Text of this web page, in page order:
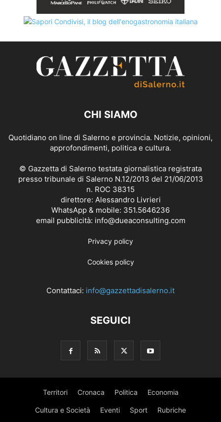
CHI SIAMO
Quotidiano on line di Salerno e provincia. Notizie, opinioni,
approfondimenti, politica e cultura.
© Gazzetta di Salerno testata giornalistica registrata
presso tribunale di Salerno N.12/2013 del 21/06/2013
n. ROC 38315
direttore: Alessandro Livrieri
WhatsApp & mobile: 351.5646236
email pubblicità: info@dueaconsulting.com
Privacy policy
Cookies policy
Contattaci: info@gazzettadisalerno.it
SEGUICI
Territori Cronaca Politica Economia
Cultura e Società Eventi Sport Rubriche